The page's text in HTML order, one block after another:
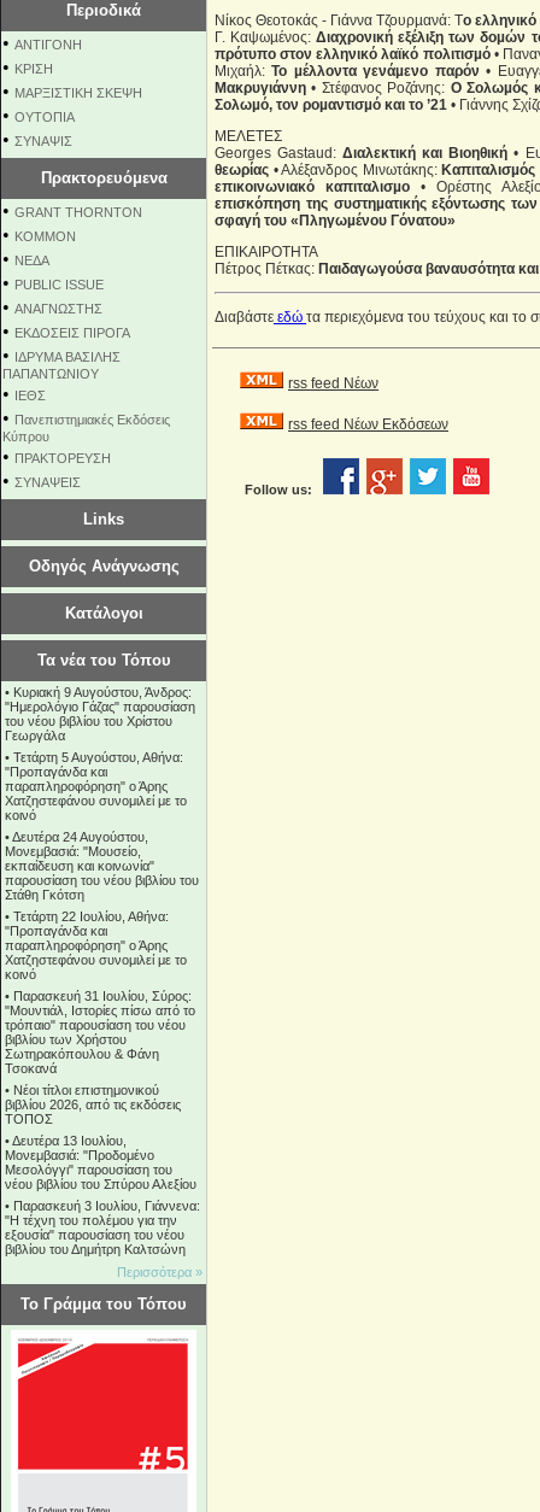
Περιοδικά
• ΑΝΤΙΓΟΝΗ
• ΚΡΙΣΗ
• ΜΑΡΞΙΣΤΙΚΗ ΣΚΕΨΗ
• ΟΥΤΟΠΙΑ
• ΣΥΝΑΨΙΣ
Πρακτορευόμενα
• GRANT THORNTON
• KOMMON
• NEΔΑ
• PUBLIC ISSUE
• ΑΝΑΓΝΩΣΤΗΣ
• ΕΚΔΟΣΕΙΣ ΠΙΡΟΓΑ
• ΙΔΡΥΜΑ ΒΑΣΙΛΗΣ
ΠΑΠΑΝΤΩΝΙΟΥ
• ΙΕΘΣ
• Πανεπιστημιακές Εκδόσεις
Κύπρου
• ΠΡΑΚΤΟΡΕΥΣΗ
• ΣΥΝΑΨΕΙΣ
Links
Οδηγός Ανάγνωσης
Κατάλογοι
Τα νέα του Τόπου
• Κυριακή 9 Αυγούστου, Άνδρος:
"Ημερολόγιο Γάζας" παρουσίαση
του νέου βιβλίου του Χρίστου
Γεωργάλα
• Τετάρτη 5 Αυγούστου, Αθήνα:
"Προπαγάνδα και
παραπληροφόρηση" ο Άρης
Χατζηστεφάνου συνομιλεί με το
κοινό
•Δευτέρα 24 Αυγούστου,
Μονεμβασιά: "Μουσείο,
εκπαίδευση και κοινωνία"
παρουσίαση του νέου βιβλίου του
Στάθη Γκότση
• Τετάρτη 22 Ιουλίου, Αθήνα:
"Προπαγάνδα και
παραπληροφόρηση" ο Άρης
Χατζηστεφάνου συνομιλεί με το
κοινό
• Παρασκευή 31 Ιουλίου, Σύρος:
"Μουντιάλ, Ιστορίες πίσω από το
τρόπαιο" παρουσίαση του νέου
βιβλίου των Χρήστου
Σωτηρακόπουλου & Φάνη
Τσοκανά
• Νέοι τίτλοι επιστημονικού
βιβλίου 2026, από τις εκδόσεις
ΤΟΠΟΣ
•Δευτέρα 13 Ιουλίου,
Μονεμβασιά: "Προδομένο
Μεσολόγγι" παρουσίαση του
νέου βιβλίου του Σπύρου Αλεξίου
• Παρασκευή 3 Ιουλίου, Γιάννενα:
"Η τέχνη του πολέμου για την
εξουσία" παρουσίαση του νέου
βιβλίου του Δημήτρη Καλτσώνη
Περισσότερα »
Το Γράμμα του Τόπου
Νίκος Θεοτοκάς - Γιάννα Τζουρµανά: Το
Γ. Καψωµένος:Διαχρονική εξέλιξη των δοµών
πρότυπο στον ελληνικό λαϊκό πολιτισµό •
Μιχαήλ: Το µέλλοντα γενάµενο παρόν •
Μακρυγιάννη • Στέφανος Ροζάνης: Ο Σολωµός
Σολωµό, τον ροµαντισµό και το ’21 • Γιάννης
ΜΕΛΕΤΕΣ
Georges Gastaud:Διαλεκτική και Βιοηθική •
θεωρίας • Αλέξανδρος Μινωτάκης:
επικοινωνιακό καπιταλισµο• Ορέστης
επισκόπηση της συστηµατικής εξόντωσης
σφαγή του «Πληγωµένου Γόνατου»
ΕΠΙΚΑΙΡΟΤΗΤΑ
Πέτρος Πέτκας: Παιδαγωγούσα βαναυσότητα
Διαβάστε εδώ τα περιεχόμενα του τεύχους και το
rss feed Νέων
rss feed Νέων Εκδόσεων
Follow us: